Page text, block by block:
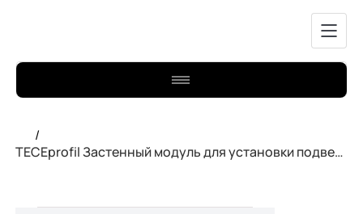
/
TECEprofil Застенный модуль для установки подвесного унитаза 9300302